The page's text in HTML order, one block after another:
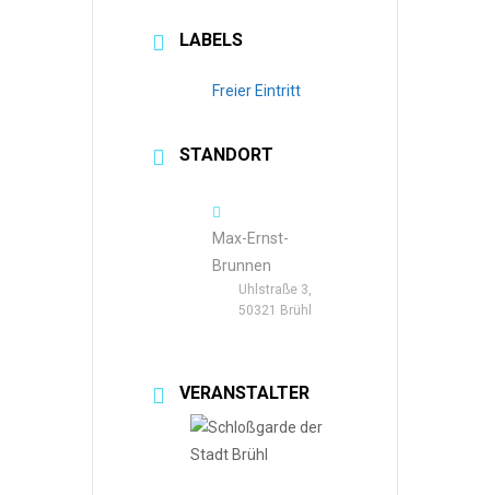
LABELS
Freier Eintritt
STANDORT
Max-Ernst-
Brunnen
Uhlstraße 3,
50321 Brühl
VERANSTALTER